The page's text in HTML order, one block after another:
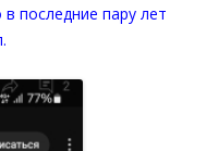
последние пару лет